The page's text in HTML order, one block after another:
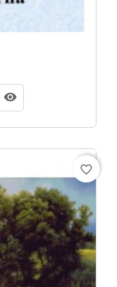
favorite_border